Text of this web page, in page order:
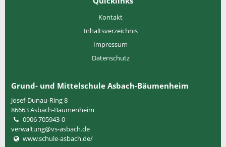
Kontakt
Inhaltsverzeichnis
Impressum
Datenschutz
Grund- und Mittelschule Asbach-Bäumenheim
Josef-Dunau-Ring 8
86663Asbach-Bäumenheim
0906 705943-0
verwaltung@vs-asbach.de
www.schule-asbach.de/